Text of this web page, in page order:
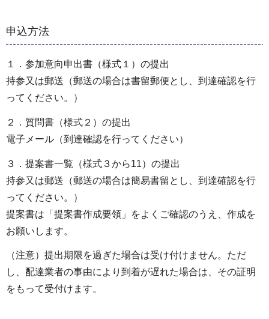
申込方法
１．参加意向申出書（様式１）の提出
持参又は郵送（郵送の場合は書留郵便とし、到達確認を行
ってください。）
２．質問書（様式２）の提出
電子メール（到達確認を行ってください）
３．提案書一覧（様式３から11）の提出
持参又は郵送（郵送の場合は簡易書留とし、到達確認を行
ってください。）
提案書は「提案書作成要領」をよくご確認のうえ、作成を
お願いします。
（注意）提出期限を過ぎた場合は受け付けません。ただ
し、配達業者の事由により到着が遅れた場合は、その証明
をもって受付けます。